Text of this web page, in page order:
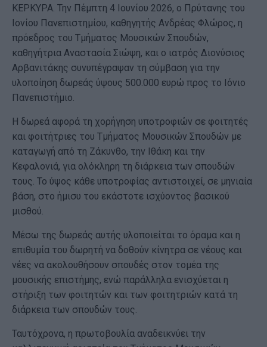
ΚΕΡΚΥΡΑ. Την Πέμπτη 4 Ιουνίου 2026, ο Πρύτανης του
Ιονίου Πανεπιστημίου, καθηγητής Ανδρέας Φλώρος, η
πρόεδρος του Τμήματος Μουσικών Σπουδών,
καθηγήτρια Αναστασία Σιώψη, και ο ιατρός Διονύσιος
Αρβανιτάκης συνυπέγραψαν τη σύμβαση για την
υλοποίηση δωρεάς ύψους 500.000 ευρώ προς το Ιόνιο
Πανεπιστήμιο.
Η δωρεά αφορά τη χορήγηση υποτροφιών σε φοιτητές
και φοιτήτριες του Τμήματος Μουσικών Σπουδών με
καταγωγή από τη Ζάκυνθο, την Ιθάκη και την
Κεφαλονιά, για ολόκληρη τη διάρκεια των σπουδών
τους. Το ύψος κάθε υποτροφίας αντιστοιχεί, σε μηνιαία
βάση, στο ήμισυ του εκάστοτε ισχύοντος βασικού
μισθού.
Μέσω της δωρεάς αυτής υλοποιείται το όραμα και η
επιθυμία του δωρητή να δοθούν κίνητρα σε νέους και
νέες να ακολουθήσουν σπουδές στον τομέα της
μουσικής επιστήμης, ενώ παράλληλα ενισχύεται η
στήριξη των φοιτητών και των φοιτητριών κατά τη
διάρκεια των σπουδών τους.
Ταυτόχρονα, η πρωτοβουλία αναδεικνύει την